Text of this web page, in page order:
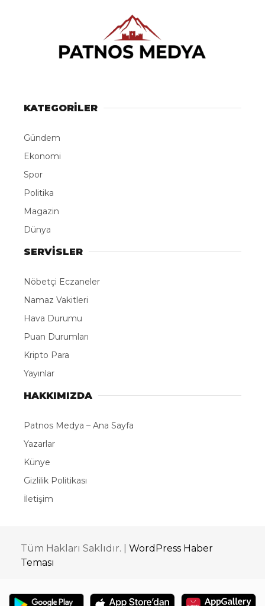
KATEGORİLER
Gündem
Ekonomi
Spor
Politika
Magazin
Dünya
SERVİSLER
Nöbetçi Eczaneler
Namaz Vakitleri
Hava Durumu
Puan Durumları
Kripto Para
Yayınlar
HAKKIMIZDA
Patnos Medya – Ana Sayfa
Yazarlar
Künye
Gizlilik Politikası
İletişim
Tüm Hakları Saklıdır. | WordPress Haber
Teması